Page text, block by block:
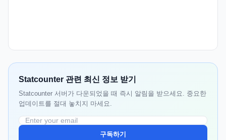
Statcounter 관련 최신 정보 받기
Statcounter 서버가 다운되었을 때 즉시 알림을 받으세요. 중요한
업데이트를 절대 놓치지 마세요.
구독하기